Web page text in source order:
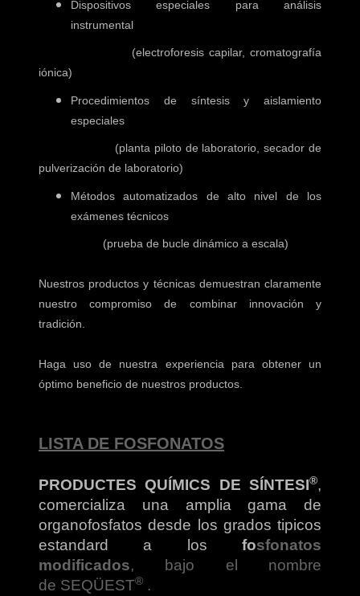
Dispositivos especiales para análisis
instrumental
(electroforesis capilar, cromatografía
iónica)
Procedimientos de síntesis y aislamiento
especiales
(planta piloto de laboratorio, secador de
pulverización de laboratorio)
Métodos automatizados de alto nivel de los
exámenes técnicos
(prueba de bucle dinámico a escala)
Nuestros productos y técnicas demuestran claramente
nuestro compromiso de combinar innovación y
tradición.
Haga uso de nuestra experiencia para obtener un
óptimo beneficio de nuestros productos.
LISTA DE FOSFONATOS
PRODUCTES QUÍMICS DE SÍNTESI®,
comercializa una amplia gama de
organofosfatos desde los grados tipicos
estandard a los fosfonatos
modificados, bajo el nombre
de SEQÜEST® .